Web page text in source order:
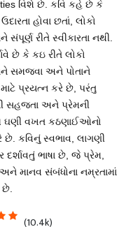
વિશે છે. કવિ કહે છે કે
ઉદારતા હોવા છતાં, લોકો
રીતે સ્વીકારતા નથી.
છે કે કઇ રીતે લોકો
સમજવા અને પોતાને
પ્રયત્ન કરે છે, પરંતુ
સહજતા અને પ્રેમની
ઘણી વખત કઠણાઈઓનો
છે. કવિનું સ્વભાવ, લાગણી
ભાષા છે, જે પ્રેમ,
માનવ સંબંધોના નમ્રતામાં
છે.
(10.4k)